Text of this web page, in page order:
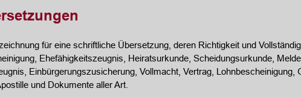
für eine schriftliche Übersetzung, deren Richtigkeit und
Ehefähigkeitszeugnis, Heiratsurkunde, Scheidungsurkunde,
Einbürgerungszusicherung, Vollmacht, Vertrag, Lohnbescheinigung,
und Dokumente aller Art.